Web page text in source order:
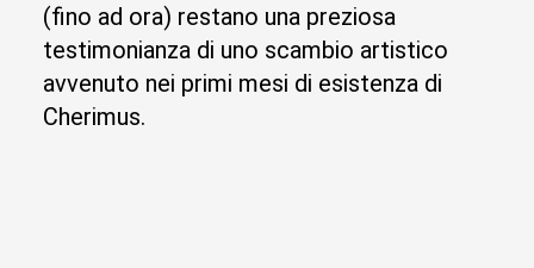
(fino ad ora) restano una preziosa
testimonianza di uno scambio artistico
avvenuto nei primi mesi di esistenza di
Cherimus.